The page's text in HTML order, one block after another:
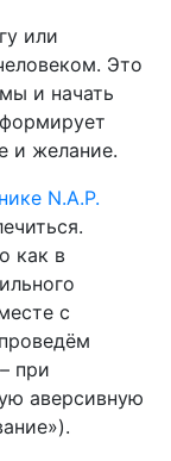
или
Это
и начать
и желание.
N.A.P.
как в
с
при
аверсивную